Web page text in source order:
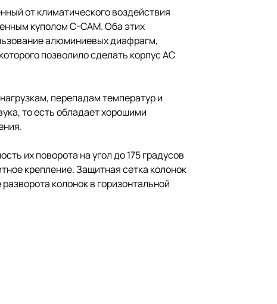
от климатического воздействия
куполом C-CAM. Оба этих
алюминиевых диафрагм,
позволило сделать корпус АС
перепадам температур и
то есть обладает хорошими
их поворота на угол до 175 градусов
крепление. Защитная сетка колонок
колонок в горизонтальной